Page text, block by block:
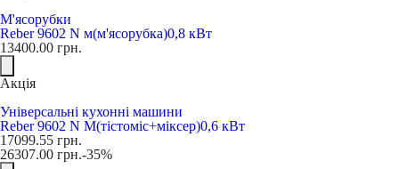
М'ясорубки
Reber 9602 N м(м'ясорубка)0,8 кВт
13400.00 грн.
Акція
Універсальні кухонні машини
Reber 9602 N М(тістоміс+міксер)0,6 кВт
17099.55 грн.
26307.00 грн.-35%